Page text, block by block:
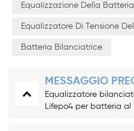
Equalizzazione Della Batteria
Equalizzatore Di Tensione
Batteria Bilanciatrice
MESSAGGIO
Equalizzatore
Lifepo4 per batteria al